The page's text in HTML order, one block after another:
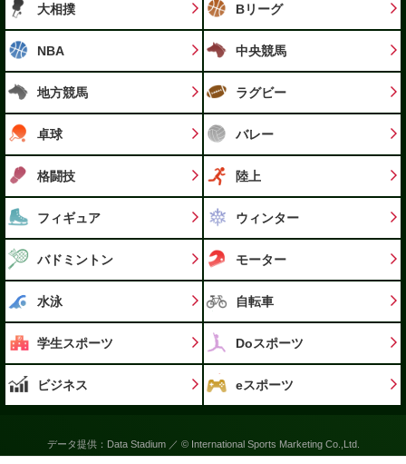
大相撲 Bリーグ
NBA 中央競馬
地方競馬 ラグビー
卓球 バレー
格闘技 陸上
フィギュア ウィンター
バドミントン モーター
水泳 自転車
学生スポーツ Doスポーツ
ビジネス eスポーツ
データ提供：Data Stadium ／ © International Sports Marketing Co.,Ltd.